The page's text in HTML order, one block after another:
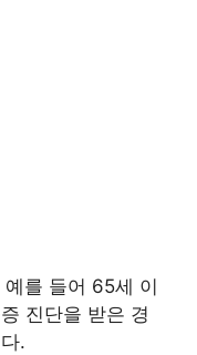
를 들어 65세 이
진단을 받은 경
.